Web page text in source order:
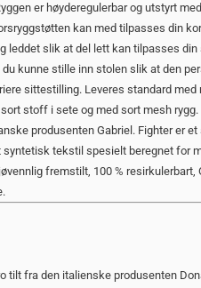
er høyderegulerbar og utstyrt
kan med tilpasses din
leddet slik at del lett kan tilpasses
kunne stille inn stolen slik at den
sittestilling. Leveres standard
stoff i sete og med sort mesh
produsenten Gabriel. Fighter er
tekstil spesielt beregnet for
fremstilt, 100 % resirkulerbart,
tilt fra den italienske produsenten